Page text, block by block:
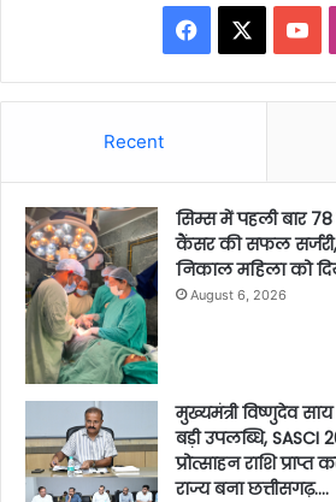
Facebook
Recent
सिम्स में पहली बार
कैंसर की सफल
निकाल महिला को
August 6, 2026
मुख्यमंत्री विष्णुदेव
बड़ी उपलब्धि,
प्रोत्साहन राशि
राज्य बना छत्तीसगढ़….